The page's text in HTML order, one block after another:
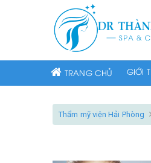
TRANG CHỦ GIỚI
Thẩm mỹ viện Hải Phòng